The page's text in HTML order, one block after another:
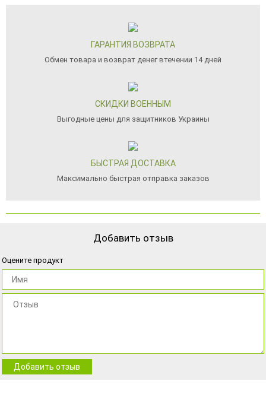
ГАРАНТИЯ ВОЗВРАТА
Обмен товара и возврат денег втечении 14 дней
СКИДКИ ВОЕННЫМ
Выгодные цены для защитников Украины
БЫСТРАЯ ДОСТАВКА
Максимально быстрая отправка заказов
Добавить отзыв
Оцените продукт
Добавить отзыв